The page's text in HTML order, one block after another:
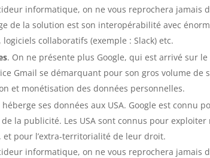
informatique, on ne vous reprochera jamais
de la solution est son interopérabilité avec
logiciels collaboratifs (exemple : Slack) etc.
. On ne présente plus Google, qui est arrivé sur
Gmail se démarquant pour son gros volume de
et monétisation des données personnelles.
ses données aux USA. Google est connu
la publicité. Les USA sont connus pour
et pour l’extra-territorialité de leur droit.
informatique, on ne vous reprochera jamais